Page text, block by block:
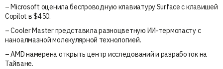
– Microsoft оценила беспроводную клавиатуру Surface с клавишей
Copilot в $450.
– Cooler Master представила разноцветную ИИ-термопасту с
наноалмазной молекулярной технологией.
– AMD намерена открыть центр исследований и разработок на
Тайване.